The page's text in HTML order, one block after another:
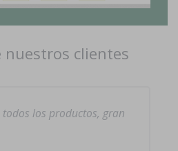
nuestros clientes
los productos, gran